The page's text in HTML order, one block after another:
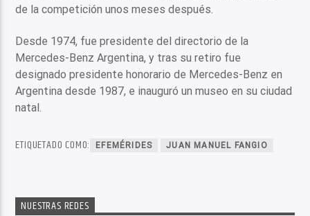
de la competición unos meses después.
Desde 1974, fue presidente del directorio de la
Mercedes-Benz Argentina, y tras su retiro fue
designado presidente honorario de Mercedes-Benz en
Argentina desde 1987, e inauguró un museo en su ciudad
natal.
ETIQUETADO COMO: EFEMÉRIDES JUAN MANUEL FANGIO
NUESTRAS REDES